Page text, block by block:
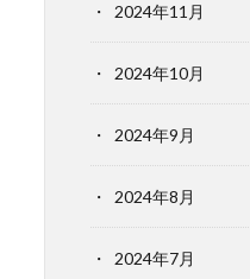
2024年11月
2024年10月
2024年9月
2024年8月
2024年7月